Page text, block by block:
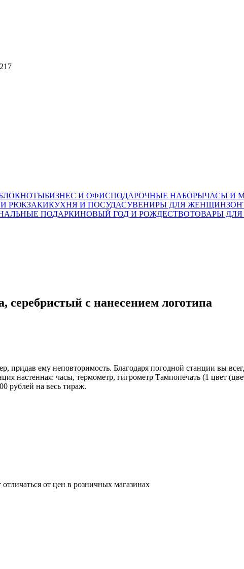
БИЗНЕС И ОФИСПОДАРОЧНЫЕ НАБОРЫЧАСЫ И
РЮКЗАКИКУХНЯ И ПОСУДАСУВЕНИРЫ ДЛЯ ЖЕНЩИН
ПОДАРКИНОВЫЙ ГОД И РОЖДЕСТВОТОВАРЫ ДЛЯ
серебристый с нанесением логотипа
придав ему неповторимость. Благодаря погодной станции вы
настенная: часы, термометр, гигрометр Тампопечать (1 цвет
рублей на весь тираж.
от цен в розничных магазинах